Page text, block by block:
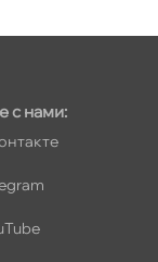
с нами: